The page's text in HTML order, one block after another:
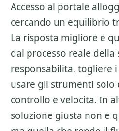
Accesso al portale
cercando un equilibrio
La risposta migliore e
dal processo reale
responsabilita, togliere
usare gli strumenti solo
controllo e velocita. In
soluzione giusta non e